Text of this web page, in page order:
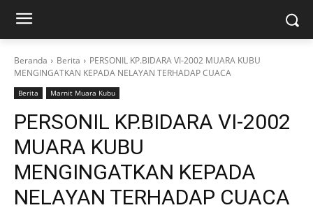
Beranda Berita
PERSONIL KP.BIDARA VI-2002 MUARA KUBU
MENGINGATKAN KEPADA NELAYAN TERHADAP CUACA
Berita Marnit Muara Kubu
PERSONIL KP.BIDARA VI-2002
MUARA KUBU
MENGINGATKAN KEPADA
NELAYAN TERHADAP CUACA